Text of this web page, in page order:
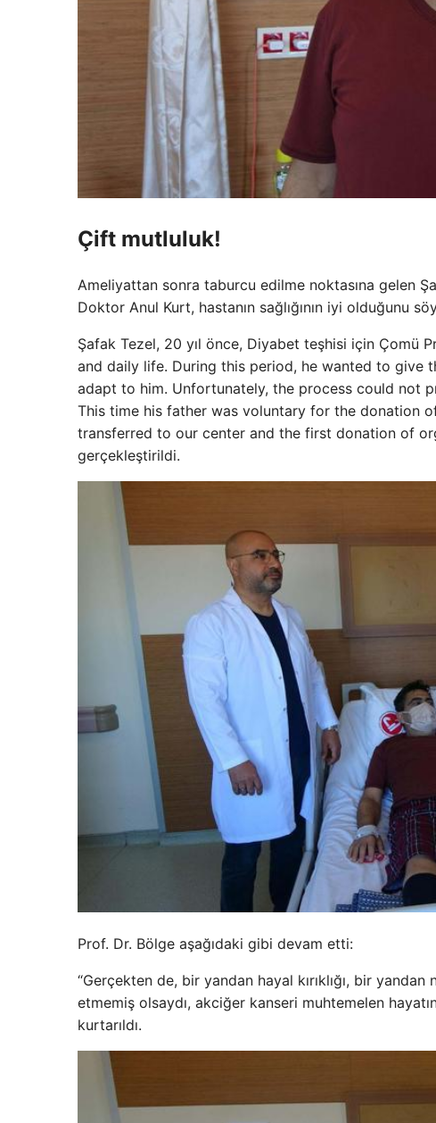
Çift mutluluk!
Ameliyattan sonra taburcu edilme noktasına gelen
Doktor Anul Kurt, hastanın sağlığının iyi olduğunu
Şafak Tezel, 20 yıl önce, Diyabet teşhisi için Çomü
and daily life. During this period, he wanted to give
adapt to him. Unfortunately, the process could not
This time his father was voluntary for the donation
transferred to our center and the first donation of
gerçekleştirildi.
Prof. Dr. Bölge aşağıdaki gibi devam etti:
“Gerçekten de, bir yandan hayal kırıklığı, bir
etmemiş olsaydı, akciğer kanseri muhtemelen
kurtarıldı.